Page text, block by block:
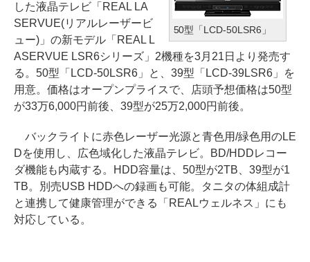
50型「LCD-50LSR6」
した液晶テレビ「REAL LA
SERVUE(リアルレーザービ
ュー)」の新モデル「REAL L
ASERVUE LSR6シリーズ」2機種を3月21日より発売す
る。50型「LCD-50LSR6」と、39型「LCD-39LSR6」を
用意。価格はオープンプライスで、店頭予想価格は50型
が33万6,000円前後、39型が25万2,000円前後。
バックライトに赤色レーザー光源と青色用/緑色用のLE
Dを使用し、広色域化した液晶テレビ。BD/HDDレコー
ダ機能も内蔵する。HDD容量は、50型が2TB、39型が1
TB。別売USB HDDへの録画も可能。タニタの体組成計
と連携して健康管理ができる「REALウェルネス」にも
対応している。